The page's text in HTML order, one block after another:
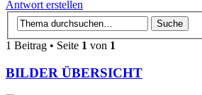
Antwort erstellen
1 Beitrag • Seite 1 von 1
BILDER ÜBERSICHT